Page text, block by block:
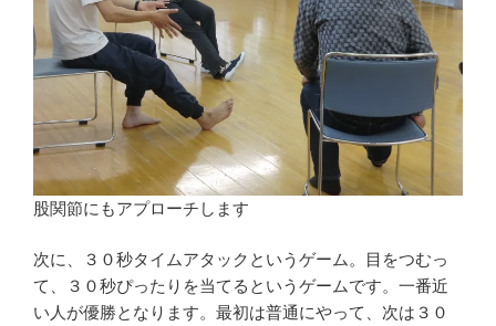
股関節にもアプローチします
次に、３０秒タイムアタックというゲーム。目をつむっ
て、３０秒ぴったりを当てるというゲームです。一番近
い人が優勝となります。最初は普通にやって、次は３０